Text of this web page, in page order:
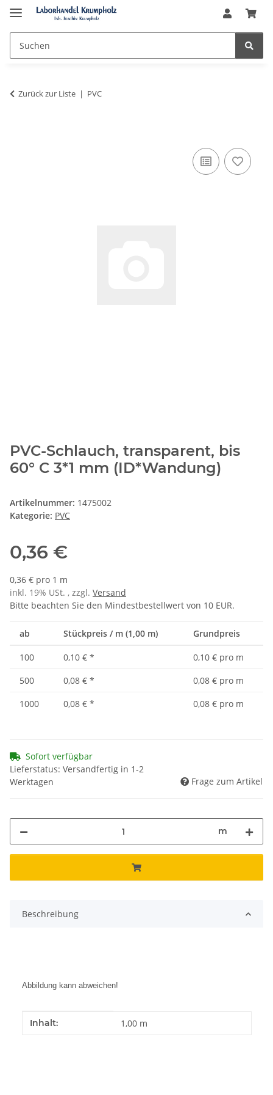
Zurück zur Liste PVC
PVC-Schlauch, transparent, bis
60° C 3*1 mm (ID*Wandung)
Artikelnummer: 1475002
Kategorie: PVC
0,36 €
0,36 € pro 1 m
inkl. 19% USt. , zzgl. Versand
Bitte beachten Sie den Mindestbestellwert von 10 EUR.
ab Stückpreis / m (1,00 m) Grundpreis
100 0,10 € *
0,10 € pro m
500
0,08 € *
0,08 € pro m
1000
0,08 € * 0,08 € pro m
Sofort verfügbar
Lieferstatus: Versandfertig in 1-2
Werktagen
Frage zum Artikel
m
Beschreibung
Abbildung kann abweichen!
Produkteigenschaft
Wert
Inhalt: 1,00 m